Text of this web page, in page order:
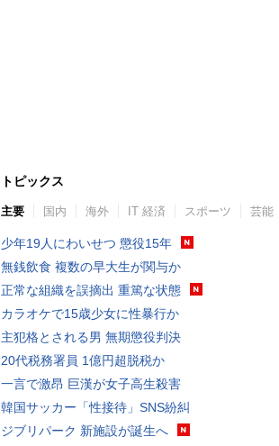
トピックス
主要 国内 海外 IT 経済 スポーツ 芸能
少年19人にわいせつ 懲役15年
無銭飲食 複数の早大生が関与か
正常な組織を誤摘出 重篤な状態
カラオケで15歳少女に性暴行か
主犯格とされる男 無期懲役判決
20代税務署員 1億円超脱税か
一言で激昂 巨漢が女子高生殺害
韓国サッカー「性接待」SNS紛糾
ジブリパーク 新施設が誕生へ